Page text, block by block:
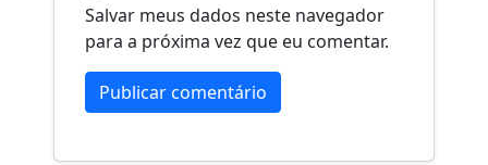
Salvar meus dados neste navegador
para a próxima vez que eu comentar.